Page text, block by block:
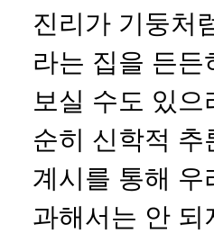
진리가 기둥처
라는 집을 든
보실 수도 있
순히 신학적
계시를 통해 우
과해서는 안 되